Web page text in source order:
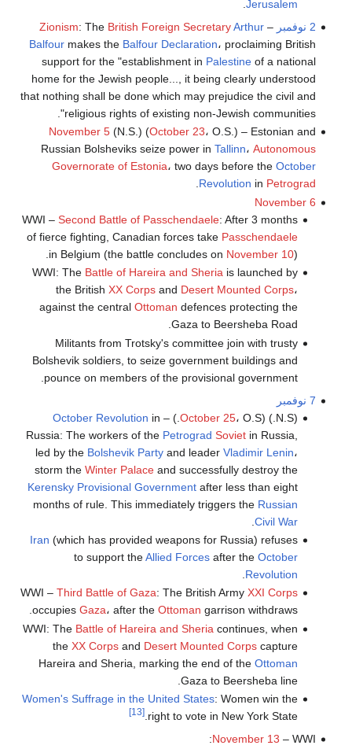
Jerusalem
.
2 نوفمبر
–
Zionism: The British Foreign Secretary Arthur
Balfourmakes the Balfour Declaration، proclaiming British
support for the "establishment in Palestineof a national
home for the Jewish people..., it being clearly understood
that nothing shall be done which may prejudice the civil and
religious rights of existing non-Jewish communities".
November 5(N.S.) (October 23، O.S.) – Estonian and
Russian Bolsheviks seize power in Tallinn، Autonomous
Governorate of Estonia، two days before the October
Revolution in Petrograd
.
November 6
WWI –Second Battle of Passchendaele: After 3 months
of fierce fighting, Canadian forces take Passchendaele
in Belgium (the battle concludes on November 10).
WWI: The Battle of Hareira and Sheria is launched by
the BritishXX Corps and Desert Mounted Corps،
against the centralOttoman defences protecting the
Gaza to Beersheba Road.
Militants from Trotsky's committee join with trusty
Bolshevik soldiers, to seize government buildings and
pounce on members of the provisional government.
7 نوفمبر
(N.S.) (
October 25، O.S.) – October Revolution in
Russia: The workers of the Petrograd Soviet in Russia,
led by the Bolshevik Party and leaderVladimir Lenin،
storm theWinter Palace and successfully destroy the
Kerensky Provisional Government after less than eight
months of rule. This immediately triggers the Russian
Civil War
.
Iran (which has provided weapons for Russia) refuses
to support theAllied Forces after theOctober
Revolution
WWI –Third Battle of Gaza: The British ArmyXXI Corps
occupiesGaza، after theOttoman garrison withdraws.
WWI: The Battle of Hareira and Sheria continues, when
theXX Corps and Desert Mounted Corps capture
Hareira and Sheria, marking the end of theOttoman
Gaza to Beersheba line.
Women's Suffrage in the United States: Women win the
right to vote in New York State.
[13]
November 13 – WWI: